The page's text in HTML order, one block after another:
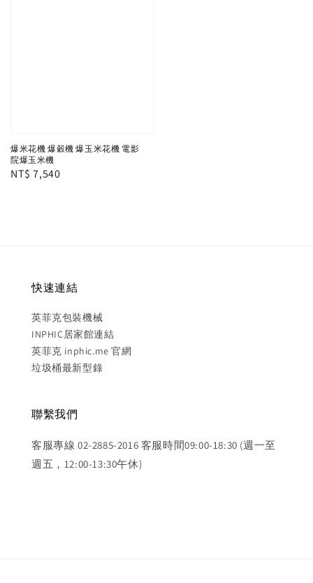
爆米花機 爆穀機 爆玉米花機 電影
院爆玉米機
Regular
NT$ 7,540
快速連結
英菲克包裝機械
INPHIC居家館連結
英菲克 inphic.me 官網
垃圾桶最新型錄
聯繫我們
客服專線 02-2885-2016 客服時間09:00-18:30 (週一至
週五，12:00-13:30午休)